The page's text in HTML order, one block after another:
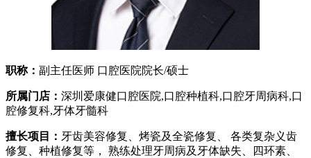
职称： 副主任医师 口腔医院院长/硕士
所属门店： 深圳爱康健口腔医院,口腔种植科,口腔牙周病科,口
腔修复科,牙体牙髓科
擅长项目： 牙齿美容修复、烤瓷及全瓷修复、 各类复杂义齿
修复、种植修复等， 熟练处理牙周病及牙体缺失、四环素、